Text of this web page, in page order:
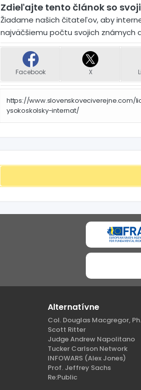
Zdieľajte tento článok so
Žiadame našich čitateľov, aby
najväčšiemu počtu svojich známych
Facebook X
https://
ysokoskolsky-internat/
Alternatívne
Col. Douglas Macgregor,
Scott Ritter
Judge Andrew Napolitano
Tucker Carlson Network
INFOWARS (Alex Jones)
Prof. Jeffrey Sachs
Re:Public